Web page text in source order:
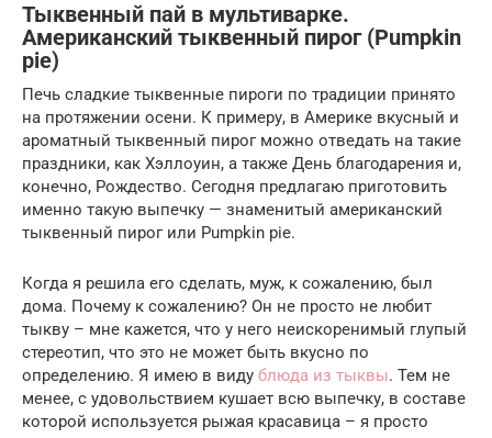
Тыквенный пай в мультиварке.
Американский тыквенный пирог (Pumpkin
pie)
Печь сладкие тыквенные пироги по традиции принято
на протяжении осени. К примеру, в Америке вкусный и
ароматный тыквенный пирог можно отведать на такие
праздники, как Хэллоуин, а также День благодарения и,
конечно, Рождество. Сегодня предлагаю приготовить
именно такую выпечку — знаменитый американский
тыквенный пирог или Pumpkin pie.
Когда я решила его сделать, муж, к сожалению, был
дома. Почему к сожалению? Он не просто не любит
тыкву – мне кажется, что у него неискоренимый глупый
стереотип, что это не может быть вкусно по
определению. Я имею в виду блюда из тыквы. Тем не
менее, с удовольствием кушает всю выпечку, в составе
которой используется рыжая красавица – я просто